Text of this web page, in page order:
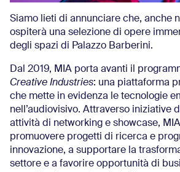
Siamo lieti di annunciare che, anche
ospiterà una selezione di opere
degli spazi di Palazzo Barberini.
Dal 2019, MIA porta avanti il
Creative Industries: una piattaforma
che mette in evidenza le tecnologie
nell’audiovisivo. Attraverso iniziative
attività di networking e showcase,
promuovere progetti di ricerca e
innovazione, a supportare la
settore e a favorire opportunità di